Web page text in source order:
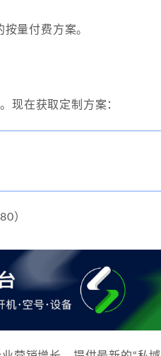
量付费方案。
现在获取定制方案：
）